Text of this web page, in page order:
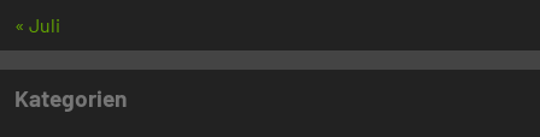
« Juli
Kategorien